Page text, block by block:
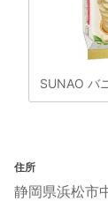
SUNAO バ
住所
静岡県浜松市